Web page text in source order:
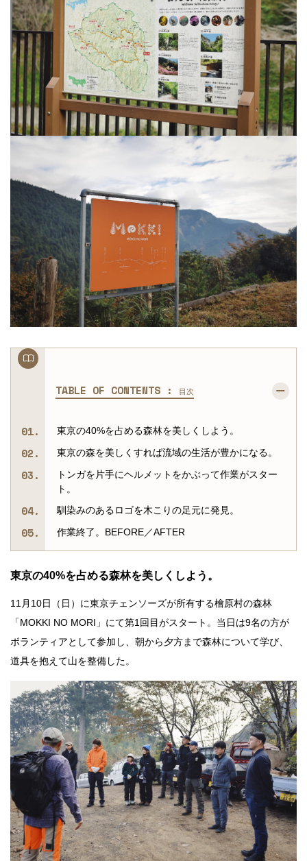
TABLE OF CONTENTS : 目次
東京の40%を占める森林を美しくしよう。
東京の森を美しくすれば流域の生活が豊かになる。
トンガを片手にヘルメットをかぶって作業がスター
ト。
馴染みのあるロゴを木こりの足元に発見。
作業終了。BEFORE／AFTER
東京の40%を占める森林を美しくしよう。
11月10日（日）に東京チェンソーズが所有する檜原村の森林
「MOKKI NO MORI」にて第1回目がスタート。当日は9名の方が
ボランティアとして参加し、朝から夕方まで森林について学び、
道具を抱えて山を整備した。